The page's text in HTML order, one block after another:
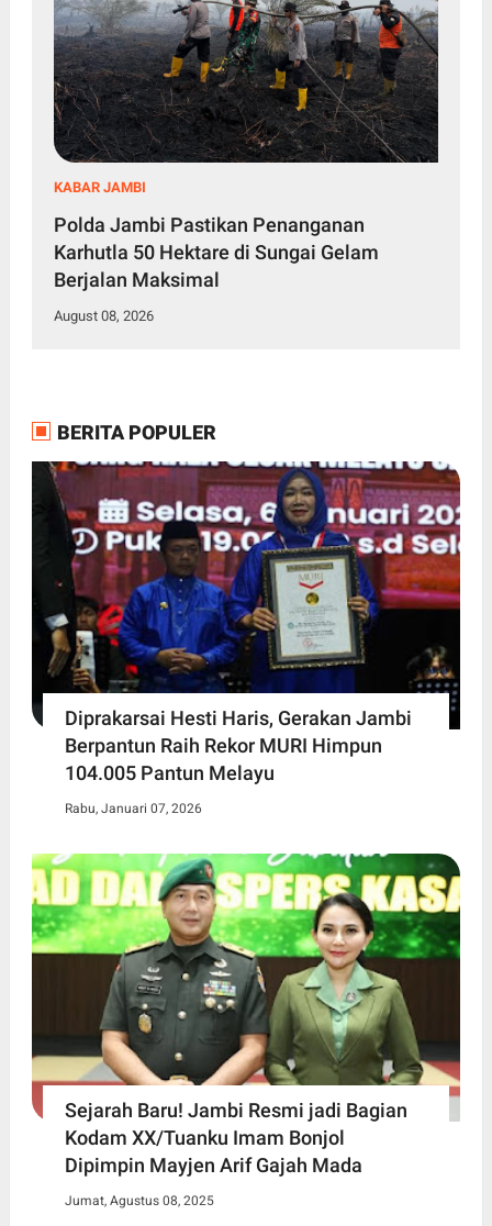
KABAR JAMBI
Polda Jambi Pastikan Penanganan
Karhutla 50 Hektare di Sungai Gelam
Berjalan Maksimal
August 08, 2026
BERITA POPULER
Diprakarsai Hesti Haris, Gerakan Jambi
Berpantun Raih Rekor MURI Himpun
104.005 Pantun Melayu
Rabu, Januari 07, 2026
Sejarah Baru! Jambi Resmi jadi Bagian
Kodam XX/Tuanku Imam Bonjol
Dipimpin Mayjen Arif Gajah Mada
Jumat, Agustus 08, 2025